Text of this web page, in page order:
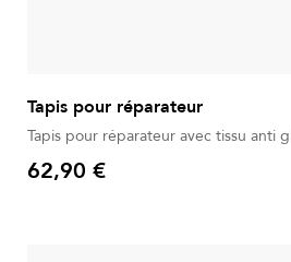
Tapis pour réparateur
Tapis pour réparateur avec tissu anti
Prix
62,90 €